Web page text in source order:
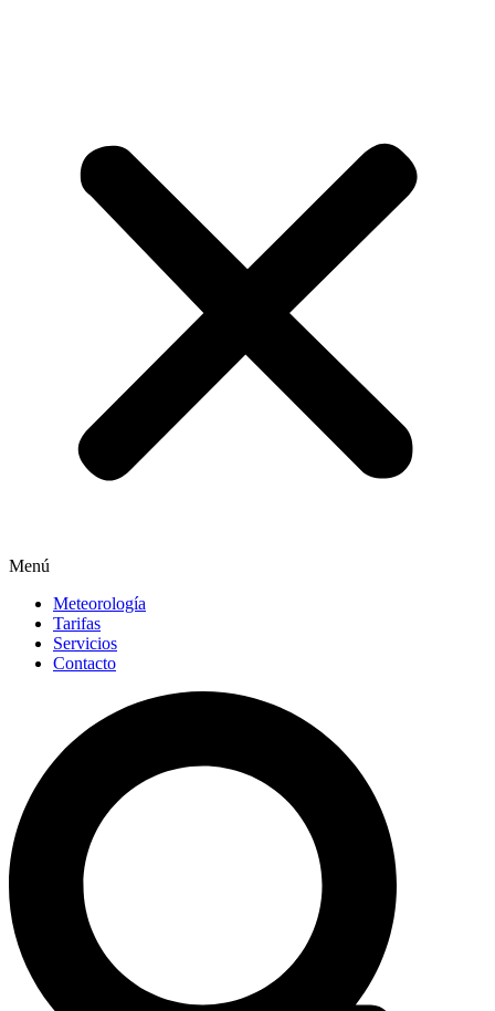
Menú
Meteorología
Tarifas
Servicios
Contacto